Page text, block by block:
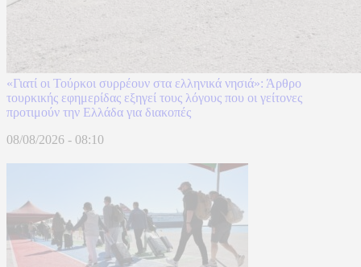
«Γιατί οι Τούρκοι συρρέουν στα ελληνικά νησιά»: Άρθρο
τουρκικής εφημερίδας εξηγεί τους λόγους που οι γείτονες
προτιμούν την Ελλάδα για διακοπές
08/08/2026 - 08:10